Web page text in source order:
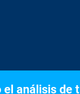
el análisis de